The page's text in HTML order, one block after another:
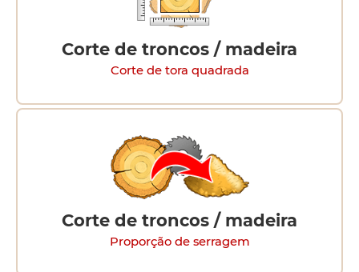
Corte de troncos / madeira
Corte de tora quadrada
Corte de troncos / madeira
Proporção de serragem